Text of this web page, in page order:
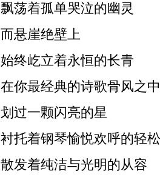
飘荡着孤单哭泣的幽灵
而悬崖绝壁上
始终屹立着永恒的长青
在你最经典的诗歌骨风之中
划过一颗闪亮的星
衬托着钢琴愉悦欢呼的轻松
散发着纯洁与光明的从容